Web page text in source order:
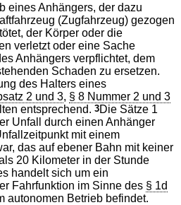
eines Anhängers, der dazu
(Zugfahrzeug) gezogen
der Körper oder die
verletzt oder eine Sache
Anhängers verpflichtet, dem
Schaden zu ersetzen.
des Halters eines
2 und 3, § 8 Nummer 2 und 3
entsprechend.3Die Sätze 1
Unfall durch einen Anhänger
mit einem
das auf ebener Bahn mit keiner
20 Kilometer in der Stunde
handelt sich um ein
Fahrfunktion im Sinne des § 1d
autonomen Betrieb befindet.